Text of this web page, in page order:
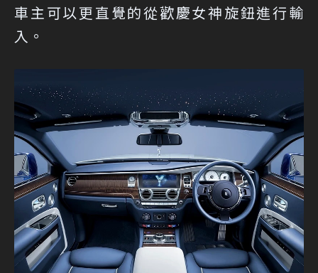
車主可以更直覺的從歡慶女神旋鈕進行輸
入。